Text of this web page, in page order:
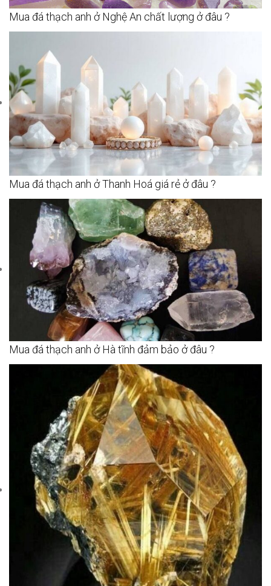
Mua đá thạch anh ở Nghệ An chất lượng ở đâu ?
Mua đá thạch anh ở Thanh Hoá giá rẻ ở đâu ?
Mua đá thạch anh ở Hà tĩnh đảm bảo ở đâu ?